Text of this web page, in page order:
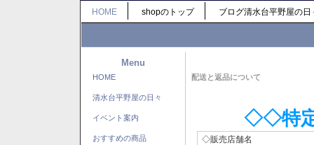
HOME shopのトップ ブログ清水台平野屋の日
Menu
HOME
清水台平野屋の日々
イベント案内
おすすめの商品
配送と返品について
◇◇特
◇販売店舗名